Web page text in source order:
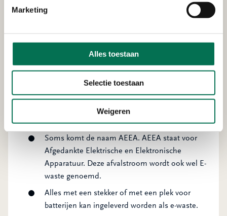
Marketing
Alles toestaan
Selectie toestaan
Weigeren
Handige weetjes
Veilig leegmaken van uw telefoon, tablet,
computer doet u zo.
Soms komt de naam AEEA. AEEA staat voor
Afgedankte Elektrische en Elektronische
Apparatuur. Deze afvalstroom wordt ook wel E-
waste genoemd.
Alles met een stekker of met een plek voor
batterijen kan ingeleverd worden als e-waste.